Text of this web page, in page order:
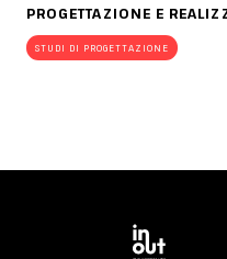
PROGETTAZIONE E
STUDI DI PROGETTAZIONE